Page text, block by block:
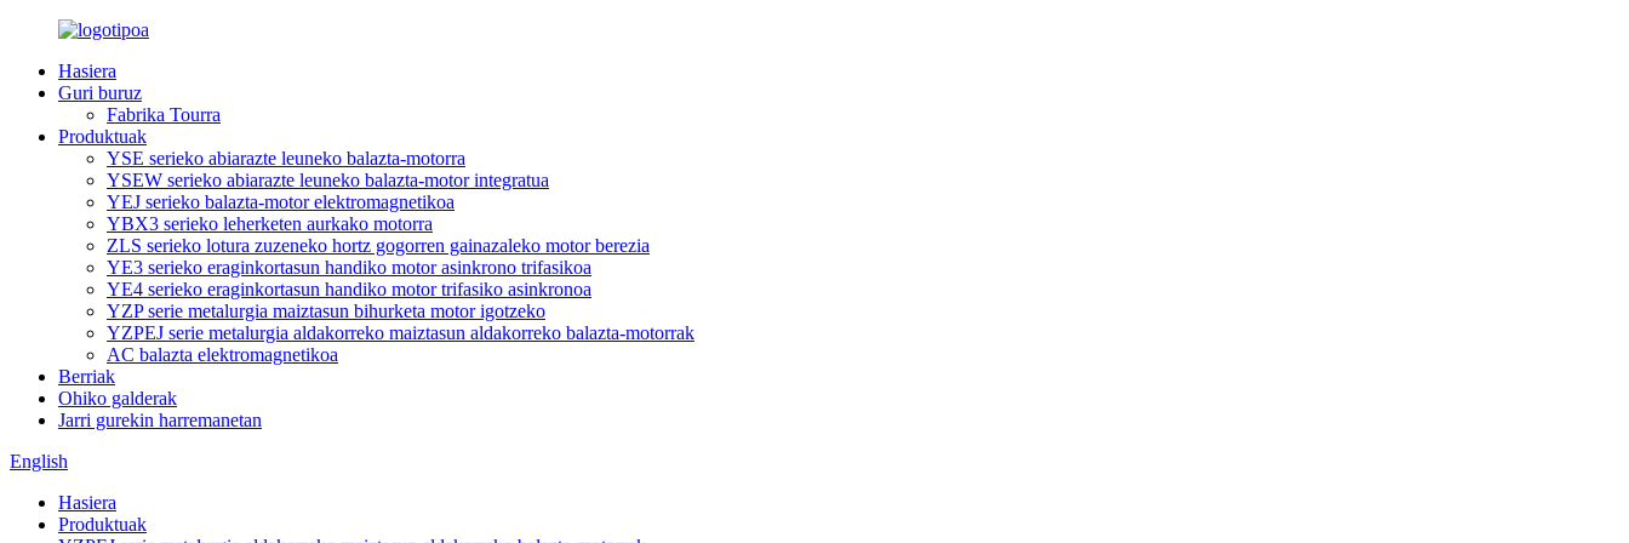
Hasiera
Guri buruz
Fabrika Tourra
Produktuak
YSE serieko abiarazte leuneko balazta-motorra
YSEW serieko abiarazte leuneko balazta-motor integratua
YEJ serieko balazta-motor elektromagnetikoa
YBX3 serieko leherketen aurkako motorra
ZLS serieko lotura zuzeneko hortz gogorren gainazaleko motor berezia
YE3 serieko eraginkortasun handiko motor asinkrono trifasikoa
YE4 serieko eraginkortasun handiko motor trifasiko asinkronoa
YZP serie metalurgia maiztasun bihurketa motor igotzeko
YZPEJ serie metalurgia aldakorreko maiztasun aldakorreko balazta-motorrak
AC balazta elektromagnetikoa
Berriak
Ohiko galderak
Jarri gurekin harremanetan
English
Hasiera
Produktuak